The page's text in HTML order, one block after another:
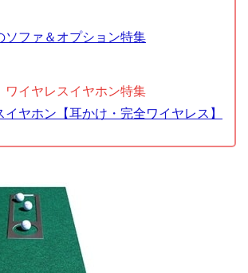
ソファ＆オプション特集
イヤレスイヤホン特集
イヤホン【耳かけ・完全ワイヤレス】